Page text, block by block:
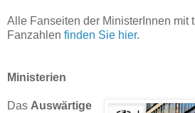
Alle Fanseiten der MinisterInnen mit
Fanzahlen finden Sie hier.
Ministerien
Das Auswärtige